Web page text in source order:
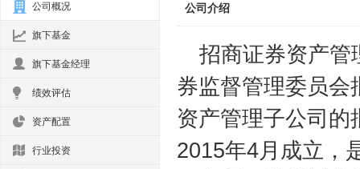
公司介绍
招商证券资产管
券监督管理委员会
资产管理子公司的
2015年4月成立，
公司概况
旗下基金
旗下基金经理
绩效评估
资产配置
行业投资